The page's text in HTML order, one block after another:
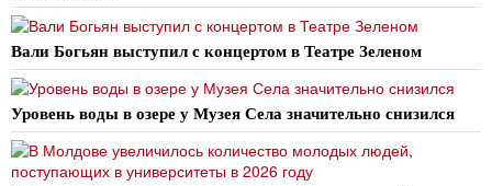
Вали Богьян выступил с концертом в Театре Зеленом
Уровень воды в озере у Музея Села значительно снизился